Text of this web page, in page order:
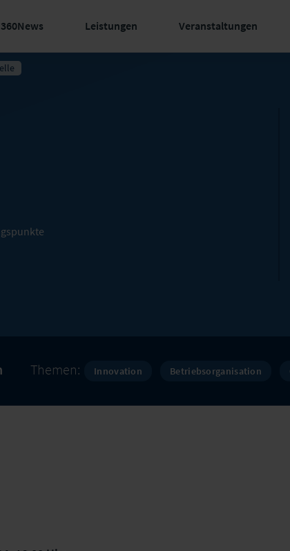
360News Leistungen Veranstaltungen
Themen: Innovation Betriebsorganisation